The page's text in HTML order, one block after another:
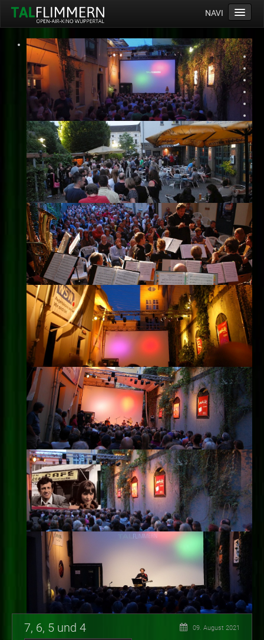
NAVI
Home
Programm
Service
Ticketinfos
Ort
Anreise
Wetter
Kinogutschein
Konzept
Archiv
Kontakt
Impressum
Datenschutz
7, 6, 5 und 4 09. August 2021